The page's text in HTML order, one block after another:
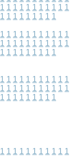
1 1 1 1 1 1 1 1 1 1 1
1 1 1 1 1 1 1 1 1
1 1 1 1 1 1 1 1 1 1 1
1 1 1 1 1 1 1 1 1 1 1
1 1 1 1 1 1 1 1 1
1 1 1 1 1 1 1 1 1 1 1
1 1 1 1 1 1 1 1 1 1 1
1 1 1 1 1 1 1 1 1
1 1 1 1 1 1 1 1 1 1 1